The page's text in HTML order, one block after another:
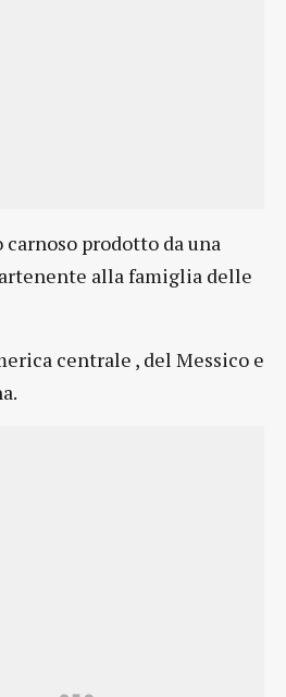
carnoso prodotto da una
alla famiglia delle
centrale , del Messico e